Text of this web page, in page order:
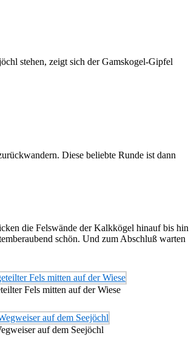
stehen, zeigt sich der Gamskogel-Gipfel
Diese beliebte Runde ist dann
die Felswände der Kalkkögel hinauf bis hin
schön. Und zum Abschluß warten
Fels mitten auf der Wiese
auf dem Seejöchl